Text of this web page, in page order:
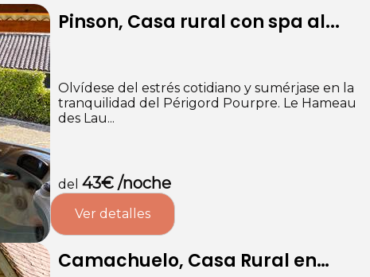
Pinson, Casa rural con spa al...
Olvídese del estrés cotidiano y sumérjase en la
tranquilidad del Périgord Pourpre. Le Hameau
des Lau...
del 43€ /noche
Ver detalles
Camachuelo, Casa Rural en